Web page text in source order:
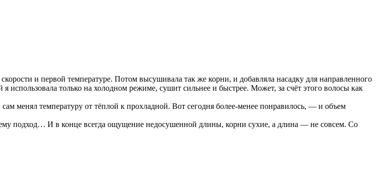
и первой температуре. Потом высушивала так же корни, и добавляла насадку для направленного
использовала только на холодном режиме, сушит сильнее и быстрее. Может, за счёт этого волосы как
менял температуру от тёплой к прохладной. Вот сегодня более-менее понравилось, — и объем
подход… И в конце всегда ощущение недосушенной длины, корни сухие, а длина — не совсем. Со